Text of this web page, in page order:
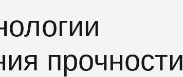
прочности